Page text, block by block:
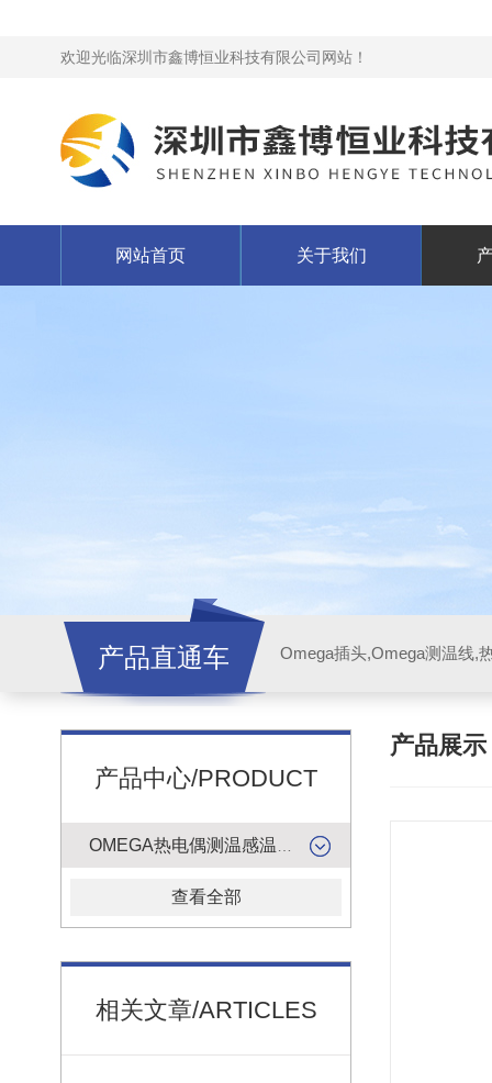
欢迎光临深圳市鑫博恒业科技有限公司网站！
网站首页 关于我们
产品直通车
产品中心/PRODUCT
查看全部
相关文章/ARTICLES
产品展示